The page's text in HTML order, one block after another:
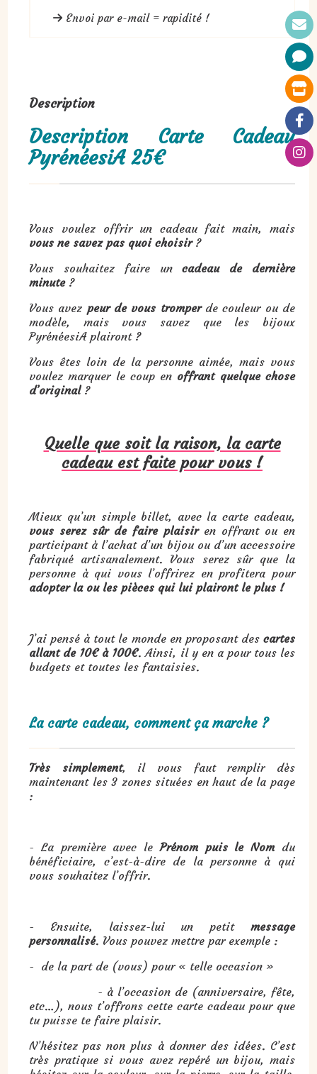
Envoi par e-mail = rapidité !
Description
Description Carte Cadeau
PyrénéesiA 25€
Vous voulez offrir un cadeau fait main, mais
vous ne savez pas quoi choisir?
Vous souhaitez faire uncadeau de dernière
minute?
Vous avez peur de vous tromperde couleur ou de
modèle, mais vous savez que les bijoux
PyrénéesiA plairont ?
Vous êtes loin de la personne aimée, mais vous
voulez marquer le coup en offrant quelque chose
d’original ?
Quelle que soit la raison, la carte
cadeau est faite pour vous !
Mieux qu’un simple billet, avec la carte cadeau,
vous serez sûr de faire plaisiren offrant ou en
participant à l’achat d’un bijou ou d’un accessoire
fabriqué artisanalement. Vous serez sûr que la
personne à qui vous l’offrirez en profitera pour
adopter la ou les pièces qui lui plairont le plus !
J’ai pensé à tout le monde en proposant des cartes
allant de 10€ à 100€. Ainsi, il y en a pour tous les
budgets et toutes les fantaisies.
La carte cadeau, comment ça marche ?
Très simplement, il vous faut remplir dès
maintenant les 3 zones situées en haut de la page
:
- La première avec lePrénom puis le Nom du
bénéficiaire, c’est-à-dire de la personne à qui
vous souhaitez l’offrir.
- Ensuite, laissez-lui un petit message
personnalisé. Vous pouvez mettre par exemple :
- de la part de (vous) pour « telle occasion »
- à l’occasion de (anniversaire, fête,
etc…), nous t’offrons cette carte cadeau pour que
tu puisse te faire plaisir.
N’hésitez pas non plus à donner des idées. C’est
très pratique si vous avez repéré un bijou, mais